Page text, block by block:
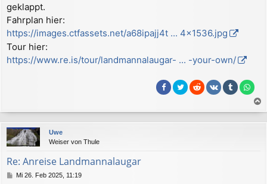
a
g
geklappt.
Fahrplan hier:
https://images.ctfassets.net/a68ipajj4t ... 4x1536.jpg
Tour hier:
https://www.re.is/tour/landmannalaugar- ... -your-own/
a
c
Uwe
Weiser von Thule
Re: Anreise Landmannalaugar
BMi 26. Feb 2025, 11:19